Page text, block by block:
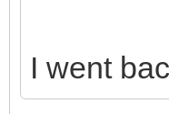
I went